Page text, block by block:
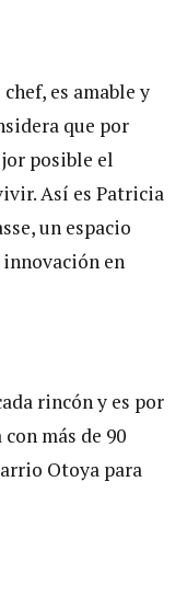
es amable y
que por
posible el
Así es Patricia
un espacio
en
rincón y es por
más de 90
Otoya para